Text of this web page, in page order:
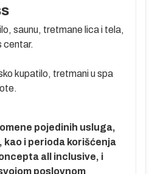
saunu, tretmane lica i tela,
centar.
kupatilo, tretmani u spa
pojedinih usluga,
kao i perioda korišćenja
all inclusive, i
poslovnom